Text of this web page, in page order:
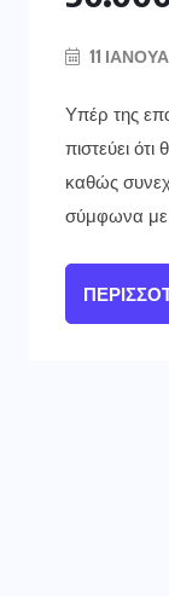
11
Υπέρ της
πιστεύει
καθώς
σύμφωνα με